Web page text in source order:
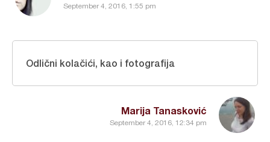
September 4, 2016, 1:55 pm
Marija Tanasković
September 4, 2016, 12:34 pm
Odlični kolačići, kao i fotografija